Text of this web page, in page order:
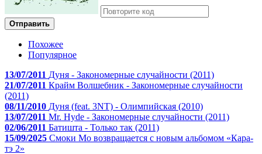
Отправить
Похожее
Популярное
13/07/2011 Дуня - Закономерные случайности (2011)
21/07/2011 Крайм Волшебник - Закономерные случайности
(2011)
08/11/2010 Дуня (feat. 3NT) - Олимпийская (2010)
13/07/2011 Mr. Hyde - Закономерные случайности (2011)
02/06/2011 Батишта - Только так (2011)
15/09/2025 Смоки Мо возвращается с новым альбомом «Кара-
тэ 2»